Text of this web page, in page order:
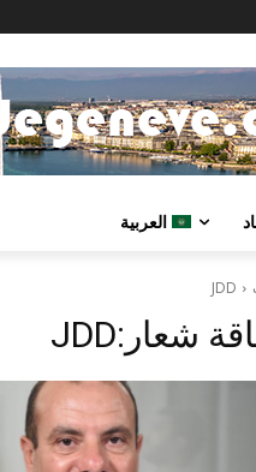
العربية
JDD
شعار:JDD